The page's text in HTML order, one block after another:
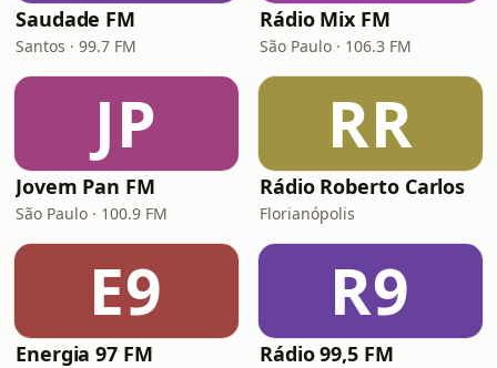
Saudade FM
Santos · 99.7 FM
Rádio Mix FM
São Paulo · 106.3 FM
JP
Jovem Pan FM
São Paulo · 100.9 FM
RR
Rádio Roberto Carlos
Florianópolis
E9
Energia 97 FM
R9
Rádio 99,5 FM